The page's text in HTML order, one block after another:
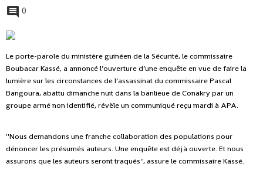
0
Le porte-parole du ministère guinéen de la Sécurité, le commissaire
Boubacar Kassé, a annoncé l’ouverture d’une enquête en vue de faire la
lumière sur les circonstances de l’assassinat du commissaire Pascal
Bangoura, abattu dimanche nuit dans la banlieue de Conakry par un
groupe armé non identifié, révèle un communiqué reçu mardi à APA.
''Nous demandons une franche collaboration des populations pour
dénoncer les présumés auteurs. Une enquête est déjà ouverte. Et nous
assurons que les auteurs seront traqués'', assure le commissaire Kassé.